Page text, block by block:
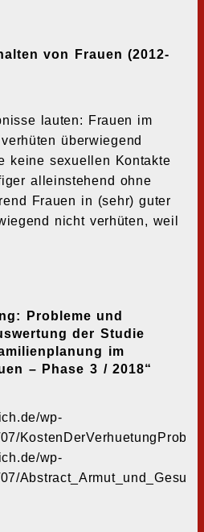
von Frauen (2012-
lauten: Frauen im
überwiegend
keine sexuellen Kontakte
alleinstehend ohne
Frauen in (sehr) guter
nicht verhüten, weil
Probleme und
der Studie
im
– Phase 3 / 2018“
wp-
wp-